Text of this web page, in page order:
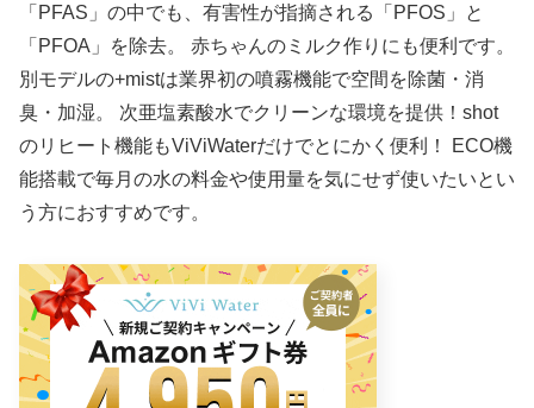
「PFAS」の中でも、有害性が指摘される「PFOS」と
「PFOA」を除去。 赤ちゃんのミルク作りにも便利です。
別モデルの+mistは業界初の噴霧機能で空間を除菌・消
臭・加湿。 次亜塩素酸水でクリーンな環境を提供！shot
のリヒート機能もViViWaterだけでとにかく便利！ ECO機
能搭載で毎月の水の料金や使用量を気にせず使いたいとい
う方におすすめです。